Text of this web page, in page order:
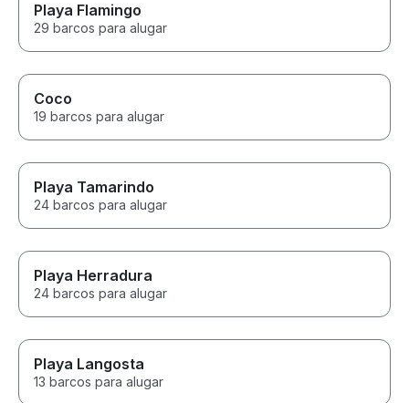
Playa Flamingo
29 barcos para alugar
Coco
19 barcos para alugar
Playa Tamarindo
24 barcos para alugar
Playa Herradura
24 barcos para alugar
Playa Langosta
13 barcos para alugar